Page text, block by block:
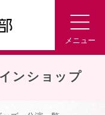
メニュー
ンショップ